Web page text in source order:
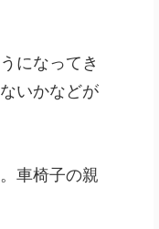
になってき
いかなどが
車椅子の親